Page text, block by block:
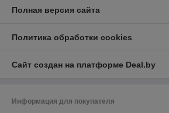
Полная версия сайта
Политика обработки cookies
Сайт создан на платформе Deal.by
Информация для покупателя